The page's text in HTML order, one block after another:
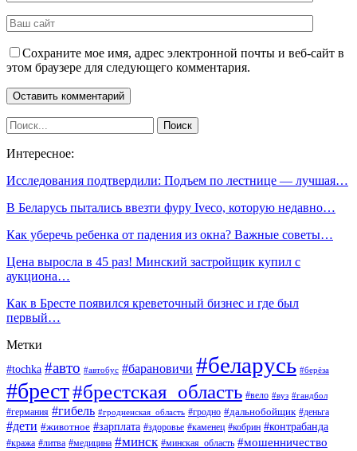
Сохраните мое имя, адрес электронной почты и веб-сайт в
этом браузере для следующего комментария.
Интересное:
Исследования подтвердили: Подъем по лестнице — лучшая…
В Беларусь пытались ввезти фуру Iveco, которую недавно…
Как уберечь ребенка от падения из окна? Важные советы…
Цена выросла в 45 раз! Минский застройщик купил с
аукциона…
Как в Бресте появился креветочный бизнес и где был
первый…
Метки
#tochka #авто #автобус #барановичи #беларусь #берёза
#брест#брестская_область #вело #вуз #гандбол
#германия #гибель #гродненская_область #гродно #дальнобойщик #деньга
#дети #животное #зарплата #здоровье #каменец #кобрин #контрабанда
#кража #литва #медицина #минск #минская_область #мошенничество